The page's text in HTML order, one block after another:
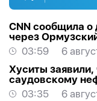
CNN сообщила
через
03:59
6
Хуситы заявили,
саудовскому
03:35
6